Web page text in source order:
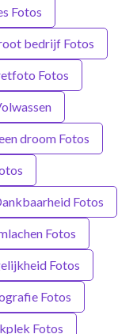
Fotos
bedrijf Fotos
Fotos
droom Fotos
Fotos
Fotos
Fotos
Fotos
Fotos